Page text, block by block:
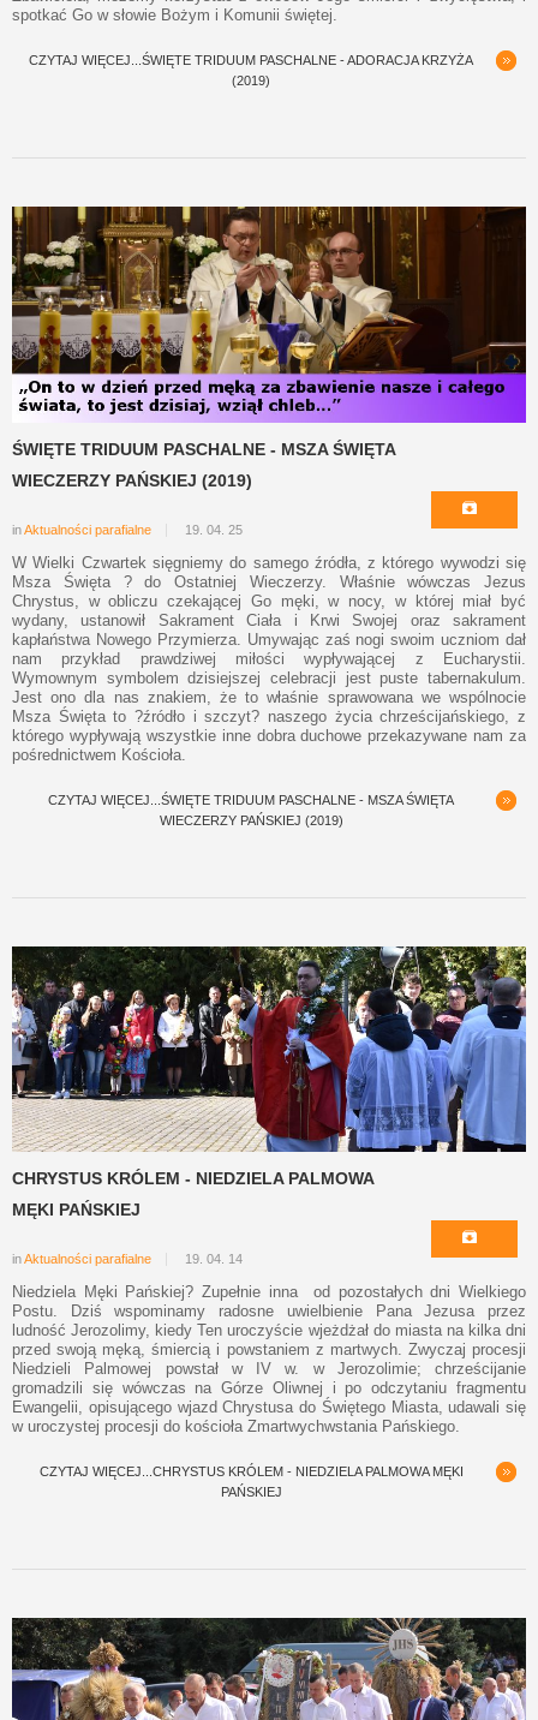
spotkać Go w słowie Bożym i Komunii świętej.
CZYTAJ WIĘCEJ...ŚWIĘTE TRIDUUM PASCHALNE - ADORACJA KRZYŻA
(2019)
ŚWIĘTE TRIDUUM PASCHALNE - MSZA ŚWIĘTA
WIECZERZY PAŃSKIEJ (2019)
inAktualności parafialne 19. 04. 25
W Wielki Czwartek sięgniemy do samego źródła, z którego wywodzi się
Msza Święta ? do Ostatniej Wieczerzy. Właśnie wówczas Jezus
Chrystus, w obliczu czekającej Go męki, w nocy, w której miał być
wydany, ustanowił Sakrament Ciała i Krwi Swojej oraz sakrament
kapłaństwa Nowego Przymierza. Umywając zaś nogi swoim uczniom dał
nam przykład prawdziwej miłości wypływającej z Eucharystii.
Wymownym symbolem dzisiejszej celebracji jest puste tabernakulum.
Jest ono dla nas znakiem, że to właśnie sprawowana we wspólnocie
Msza Święta to ?źródło i szczyt? naszego życia chrześcijańskiego, z
którego wypływają wszystkie inne dobra duchowe przekazywane nam za
pośrednictwem Kościoła.
CZYTAJ WIĘCEJ...ŚWIĘTE TRIDUUM PASCHALNE - MSZA ŚWIĘTA
WIECZERZY PAŃSKIEJ (2019)
CHRYSTUS KRÓLEM - NIEDZIELA PALMOWA
MĘKI PAŃSKIEJ
inAktualności parafialne 19. 04. 14
Niedziela Męki Pańskiej? Zupełnie inna od pozostałych dni Wielkiego
Postu. Dziś wspominamy radosne uwielbienie Pana Jezusa przez
ludność Jerozolimy, kiedy Ten uroczyście wjeżdżał do miasta na kilka dni
przed swoją męką, śmiercią i powstaniem z martwych. Zwyczaj procesji
Niedzieli Palmowej powstał w IV w. w Jerozolimie; chrześcijanie
gromadzili się wówczas na Górze Oliwnej i po odczytaniu fragmentu
Ewangelii, opisującego wjazd Chrystusa do Świętego Miasta, udawali się
w uroczystej procesji do kościoła Zmartwychwstania Pańskiego.
CZYTAJ WIĘCEJ...CHRYSTUS KRÓLEM - NIEDZIELA PALMOWA MĘKI
PAŃSKIEJ